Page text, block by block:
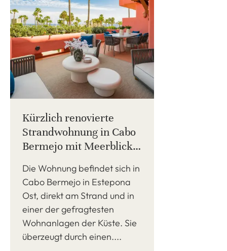
Kürzlich renovierte
Strandwohnung in Cabo
Bermejo mit Meerblick,
Schlafzimmern in
geschlossener
Wohnanlage.
Die Wohnung befindet sich in
Cabo Bermejo in Estepona
Ost, direkt am Strand und in
einer der gefragtesten
Wohnanlagen der Küste. Sie
überzeugt durch einen....